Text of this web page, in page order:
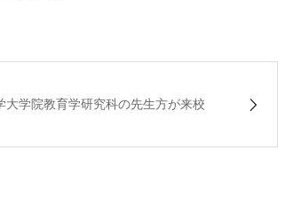
大学院教育学研究科の先生方が来校